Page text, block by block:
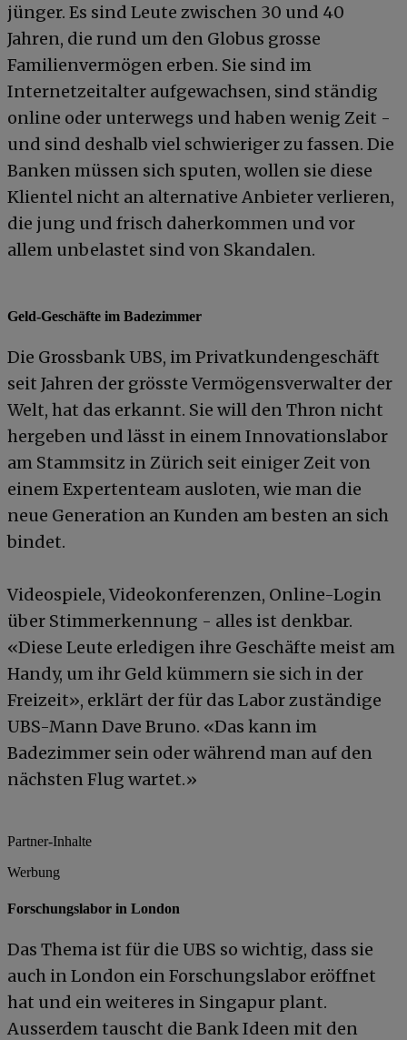
jünger. Es sind Leute zwischen 30 und 40
Jahren, die rund um den Globus grosse
Familienvermögen erben. Sie sind im
Internetzeitalter aufgewachsen, sind ständig
online oder unterwegs und haben wenig Zeit -
und sind deshalb viel schwieriger zu fassen. Die
Banken müssen sich sputen, wollen sie diese
Klientel nicht an alternative Anbieter verlieren,
die jung und frisch daherkommen und vor
allem unbelastet sind von Skandalen.
Geld-Geschäfte im Badezimmer
Die Grossbank UBS, im Privatkundengeschäft
seit Jahren der grösste Vermögensverwalter der
Welt, hat das erkannt. Sie will den Thron nicht
hergeben und lässt in einem Innovationslabor
am Stammsitz in Zürich seit einiger Zeit von
einem Expertenteam ausloten, wie man die
neue Generation an Kunden am besten an sich
bindet.
Videospiele, Videokonferenzen, Online-Login
über Stimmerkennung - alles ist denkbar.
«Diese Leute erledigen ihre Geschäfte meist am
Handy, um ihr Geld kümmern sie sich in der
Freizeit», erklärt der für das Labor zuständige
UBS-Mann Dave Bruno. «Das kann im
Badezimmer sein oder während man auf den
nächsten Flug wartet.»
Partner-Inhalte
Werbung
Forschungslabor in London
Das Thema ist für die UBS so wichtig, dass sie
auch in London ein Forschungslabor eröffnet
hat und ein weiteres in Singapur plant.
Ausserdem tauscht die Bank Ideen mit den